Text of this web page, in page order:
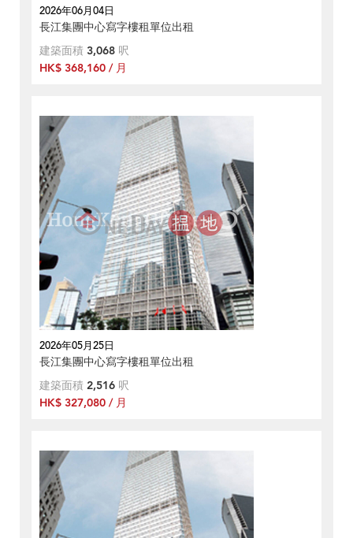
2026年06月04日
長江集團中心寫字樓租單位出租
建築面積 3,068 呎
HK$ 368,160 / 月
2026年05月25日
長江集團中心寫字樓租單位出租
建築面積 2,516 呎
HK$ 327,080 / 月